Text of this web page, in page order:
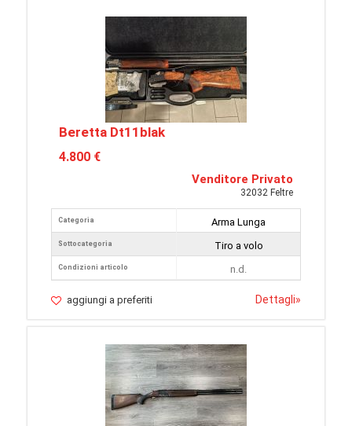
Beretta Dt11blak
4.800 €
Venditore Privato
32032 Feltre
Categoria
Sottocategoria
Condizioni articolo
Arma Lunga
Tiro a volo
n.d.
aggiungi a preferiti Dettagli»